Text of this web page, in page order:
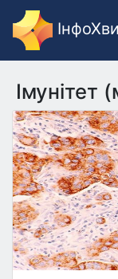
Імунітет